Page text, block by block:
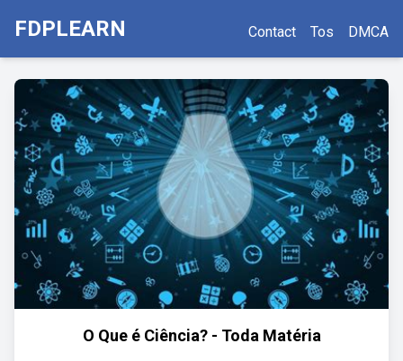
FDPLEARN Contact Tos DMCA
O Que é Ciência? - Toda Matéria